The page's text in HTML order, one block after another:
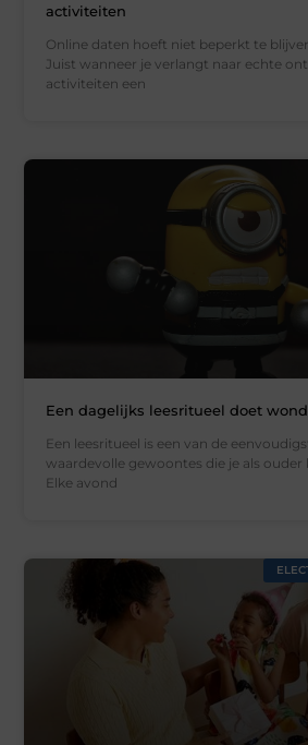
activiteiten
Online daten hoeft niet beperkt te
Juist wanneer je verlangt naar echte
activiteiten een
Een dagelijks leesritueel doet
Een leesritueel is een van de
waardevolle gewoontes die je als
Elke avond